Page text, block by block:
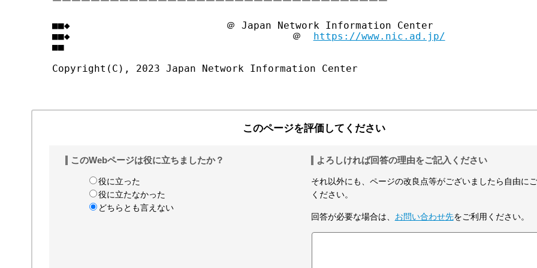
￣￣￣￣￣￣￣￣￣￣￣￣￣￣￣￣￣￣￣￣￣￣￣￣￣￣￣￣￣￣￣￣￣￣￣
■■◆                          ＠ Japan Network Information Center
■■◆                                     ＠ https://www.nic.ad.jp/
■■
Copyright(C), 2023 Japan Network Information Center
このページを評価してください
このWebページは役に立ちましたか？
役に立った
役に立たなかった
どちらとも言えない
よろしければ回答の理由をご記入ください
それ以外にも、ページの改良点等がございましたら自由に
ください。
回答が必要な場合は、 お問い合わせ先をご利用ください。